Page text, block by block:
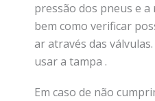
pressão dos pneus e
bem como verificar
ar através das
usar a tampa .
Em caso de não